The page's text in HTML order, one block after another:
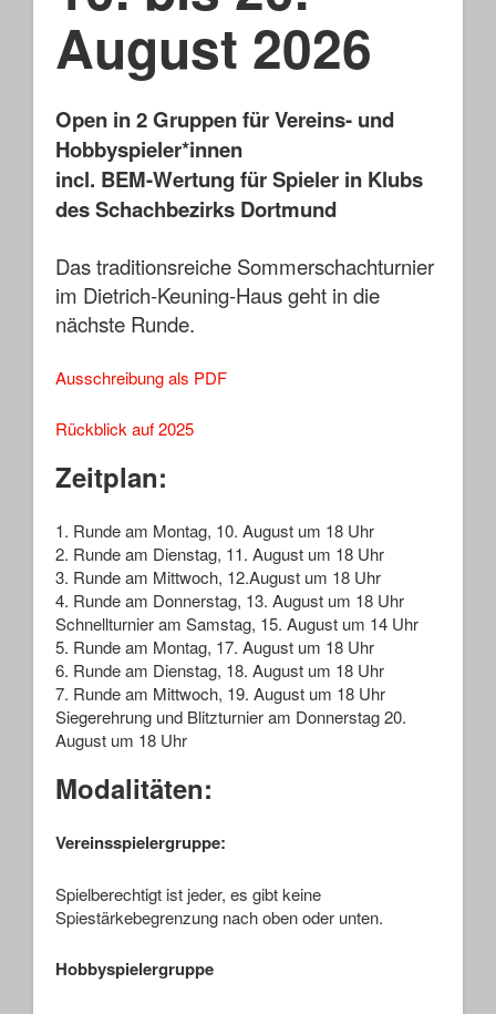
August 2026
Open in 2 Gruppen für Vereins- und
Hobbyspieler*innen
incl. BEM-Wertung für Spieler in Klubs
des Schachbezirks Dortmund
Das traditionsreiche Sommerschachturnier
im Dietrich-Keuning-Haus geht in die
nächste Runde.
Ausschreibung als PDF
Rückblick auf 2025
Zeitplan:
1. Runde am Montag, 10. August um 18 Uhr
2. Runde am Dienstag, 11. August um 18 Uhr
3. Runde am Mittwoch, 12.August um 18 Uhr
4. Runde am Donnerstag, 13. August um 18 Uhr
Schnellturnier am Samstag, 15. August um 14 Uhr
5. Runde am Montag, 17. August um 18 Uhr
6. Runde am Dienstag, 18. August um 18 Uhr
7. Runde am Mittwoch, 19. August um 18 Uhr
Siegerehrung und Blitzturnier am Donnerstag 20.
August um 18 Uhr
Modalitäten:
Vereinsspielergruppe:
Spielberechtigt ist jeder, es gibt keine
Spiestärkebegrenzung nach oben oder unten.
Hobbyspielergruppe